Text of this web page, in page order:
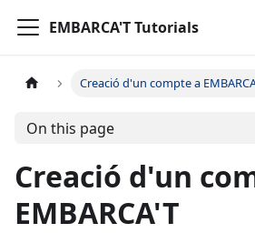
EMBARCA'T Tutorials
Creació d'un compte a
On this page
Creació d'un
EMBARCA'T